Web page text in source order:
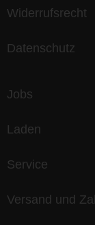
Widerrufsrecht
Datenschutz
Jobs
Laden
Service
Versand und